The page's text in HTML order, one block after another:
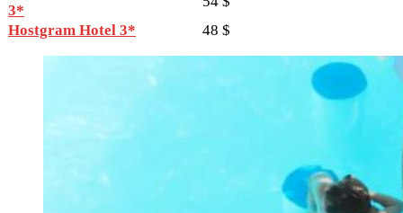
3*
Hostgram Hotel 3*
48 $